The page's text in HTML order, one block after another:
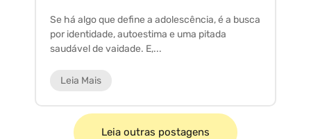
Se há algo que define a adolescência, é a busca
por identidade, autoestima e uma pitada
saudável de vaidade. E,...
Leia Mais
Leia outras postagens